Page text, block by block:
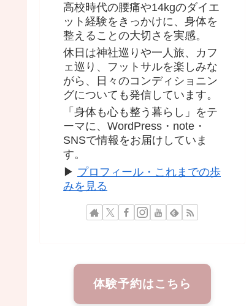
高校時代の腰痛や14kgのダイエ
ット経験をきっかけに、身体を
整えることの大切さを実感。
休日は神社巡りや一人旅、カフ
ェ巡り、フットサルを楽しみな
がら、日々のコンディショニン
グについても発信しています。
「身体も心も整う暮らし」をテ
ーマに、WordPress・note・
SNSで情報をお届けしていま
す。
▶ プロフィール・これまでの歩
みを見る
体験予約はこちら